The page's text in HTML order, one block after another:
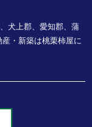
犬上郡、愛知郡、蒲
・新築は桃栗柿屋に